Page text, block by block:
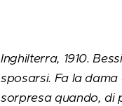
Inghilterra, 1910.
sposarsi. Fa la
sorpresa quando, di